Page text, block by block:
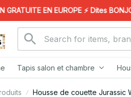
EN EUROPE ⚡️ Dites
Tapis salon et chambre
Housse de couette Jurassic